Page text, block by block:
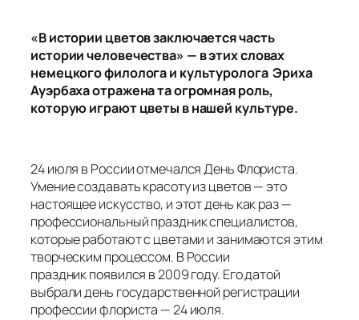
«В истории цветов заключается часть
истории человечества» — в этих словах
немецкого филолога и культуролога Эриха
Ауэрбаха отражена та огромная роль,
которую играют цветы в нашей культуре.
24 июля в России отмечался День Флориста.
Умение создавать красоту из цветов — это
настоящее искусство, и этот день как раз —
профессиональный праздник специалистов,
которые работают с цветами и занимаются этим
творческим процессом. В России
праздник появился в 2009 году. Его датой
выбрали день государственной регистрации
профессии флориста — 24 июля.